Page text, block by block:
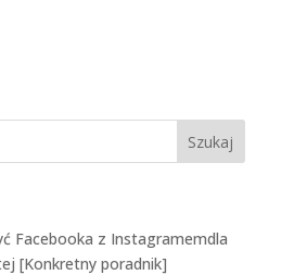
Facebooka z Instagramemdla
[Konkretny poradnik]